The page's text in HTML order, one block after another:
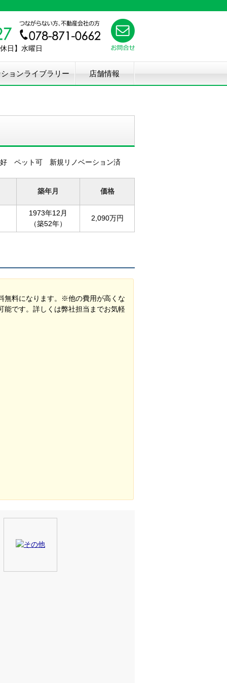
日】水曜日
ョンライブラリー 店舗情報
ペット可 新規リノベーション済
築年月 価格
1973年12月
（築52年）
2,090万円
無料になります。※他の費用が高くな
能です。詳しくは弊社担当までお気軽